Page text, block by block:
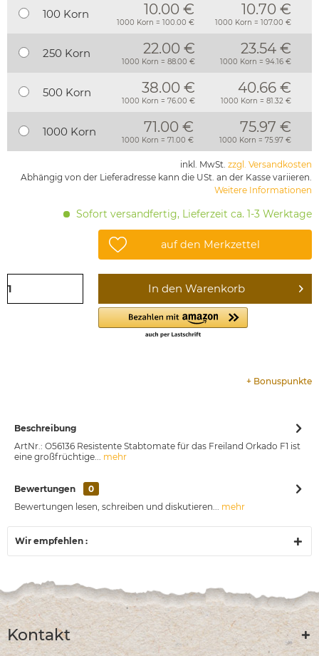
100 Korn 10.00 €
1000 Korn = 100.00 €
10.70 €
1000 Korn = 107.00 €
250 Korn 22.00 €
1000 Korn = 88.00 €
23.54 €
1000 Korn = 94.16 €
500 Korn 38.00 €
1000 Korn = 76.00 €
40.66 €
1000 Korn = 81.32 €
1000 Korn 71.00 €
1000 Korn = 71.00 €
75.97 €
1000 Korn = 75.97 €
inkl. MwSt. zzgl. Versandkosten
Abhängig von der Lieferadresse kann die USt. an der Kasse variieren.
Weitere Informationen
Sofort versandfertig, Lieferzeit ca. 1-3 Werktage
auf den Merkzettel
In den Warenkorb
+ Bonuspunkte
Beschreibung
ArtNr.: O56136 Resistente Stabtomate für das Freiland Orkado F1 ist
eine großfrüchtige... mehr
Bewertungen
0
Bewertungen lesen, schreiben und diskutieren... mehr
Wir empfehlen :
Kontakt